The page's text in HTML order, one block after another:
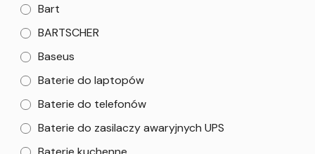
Bart
BARTSCHER
Baseus
Baterie do laptopów
Baterie do telefonów
Baterie do zasilaczy awaryjnych UPS